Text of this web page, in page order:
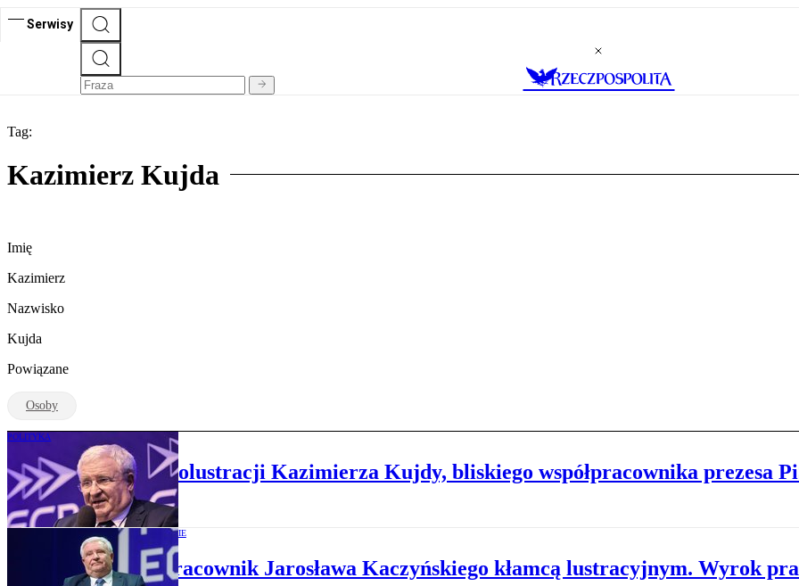
Serwisy
Tag:
Kazimierz Kujda
Imię
Kazimierz
Nazwisko
Kujda
Powiązane
Osoby
POLITYKA
Koniec sprawy autolustracji Kazimierza Kujdy, bliskiego współpracownika prezesa
PRAWO DLA CIEBIE
Współpracownik Jarosława Kaczyńskiego kłamcą lustracyjnym. Wyrok